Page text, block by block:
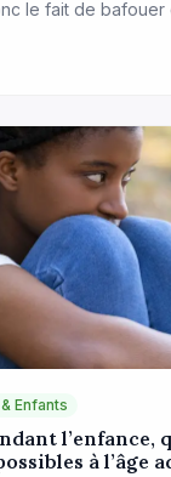
le fait de bafouer
par le trouver.
Enfants
l’enfance,
à l’âge